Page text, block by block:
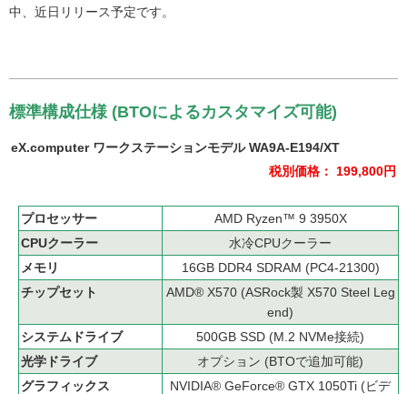
中、近日リリース予定です。
標準構成仕様 (BTOによるカスタマイズ可能)
eX.computer ワークステーションモデル WA9A-E194/XT
税別価格： 199,800円
プロセッサー
AMD Ryzen™ 9 3950X
CPUクーラー
水冷CPUクーラー
メモリ
16GB DDR4 SDRAM (PC4-21300)
チップセット
AMD® X570 (ASRock製 X570 Steel Leg
end)
システムドライブ
500GB SSD (M.2 NVMe接続)
光学ドライブ
オプション (BTOで追加可能)
グラフィックス
NVIDIA® GeForce® GTX 1050Ti (ビデ